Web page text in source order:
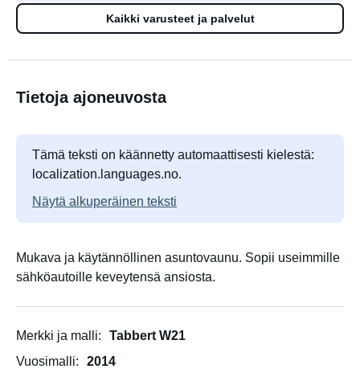
Kaikki varusteet ja palvelut
Tietoja ajoneuvosta
Tämä teksti on käännetty automaattisesti kielestä:
localization.languages.no.
Näytä alkuperäinen teksti
Mukava ja käytännöllinen asuntovaunu. Sopii useimmille
sähköautoille keveytensä ansiosta.
Merkki ja malli
Tabbert W21
Vuosimalli
2014